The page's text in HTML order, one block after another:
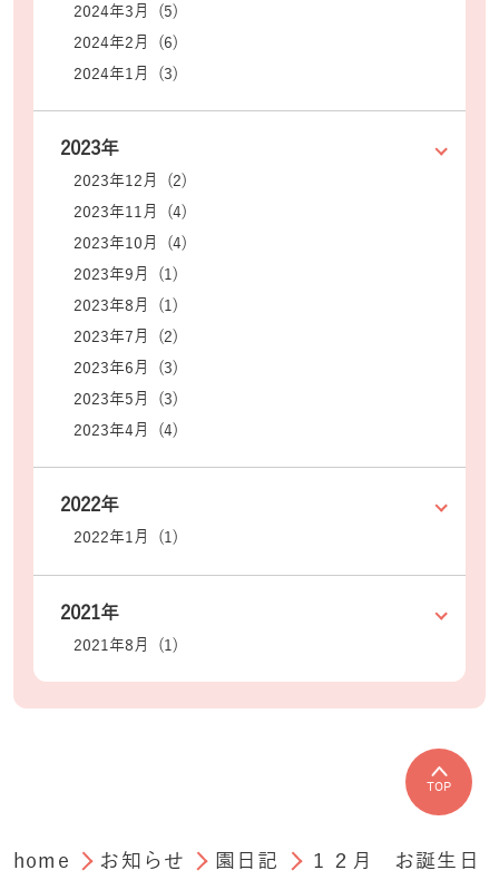
2024年3月 (5)
2024年2月 (6)
2024年1月 (3)
2023年
2023年12月 (2)
2023年11月 (4)
2023年10月 (4)
2023年9月 (1)
2023年8月 (1)
2023年7月 (2)
2023年6月 (3)
2023年5月 (3)
2023年4月 (4)
2022年
2022年1月 (1)
2021年
2021年8月 (1)
TOP
home お知らせ 園日記
１２月 お誕生日